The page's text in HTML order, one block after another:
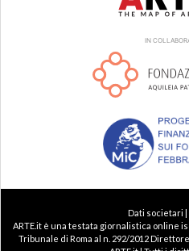
IN
Dati societari |
ARTE.it è una testata giornalistica online
Tribunale di Roma al n. 292/2012